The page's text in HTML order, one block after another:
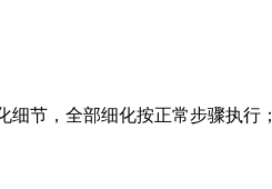
细节，全部细化按正常步骤执行；